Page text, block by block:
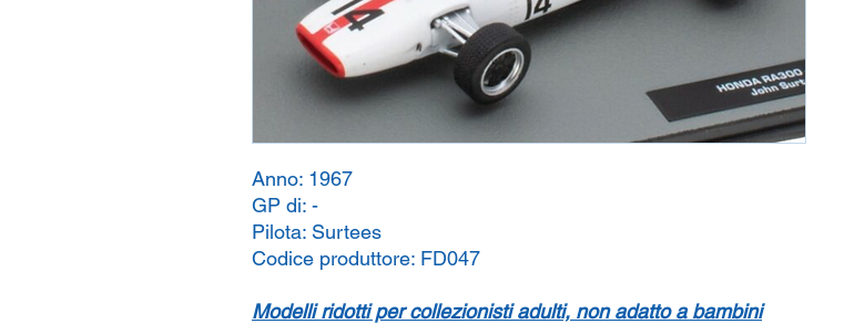
Anno: 1967
GP di: -
Pilota: Surtees
Codice produttore: FD047
Modelli ridotti per collezionisti adulti, non adatto a bambini